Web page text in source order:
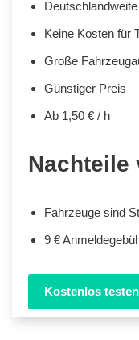
Keine Kosten für
Große
Günstiger Preis
Ab 1,50 € / h
Nachteile
Fahrzeuge sind
9 €
Kostenlos testen